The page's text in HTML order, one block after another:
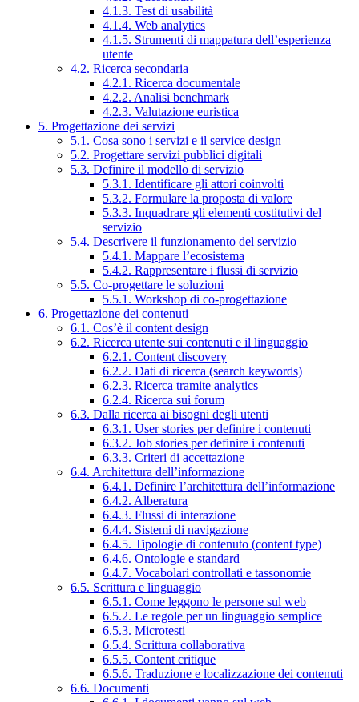
4.1.3. Test di usabilità
4.1.4. Web analytics
4.1.5. Strumenti di mappatura dell’esperienza
utente
4.2. Ricerca secondaria
4.2.1. Ricerca documentale
4.2.2. Analisi benchmark
4.2.3. Valutazione euristica
5. Progettazione dei servizi
5.1. Cosa sono i servizi e il service design
5.2. Progettare servizi pubblici digitali
5.3. Definire il modello di servizio
5.3.1. Identificare gli attori coinvolti
5.3.2. Formulare la proposta di valore
5.3.3. Inquadrare gli elementi costitutivi del
servizio
5.4. Descrivere il funzionamento del servizio
5.4.1. Mappare l’ecosistema
5.4.2. Rappresentare i flussi di servizio
5.5. Co-progettare le soluzioni
5.5.1. Workshop di co-progettazione
6. Progettazione dei contenuti
6.1. Cos’è il content design
6.2. Ricerca utente sui contenuti e il linguaggio
6.2.1. Content discovery
6.2.2. Dati di ricerca (search keywords)
6.2.3. Ricerca tramite analytics
6.2.4. Ricerca sui forum
6.3. Dalla ricerca ai bisogni degli utenti
6.3.1. User stories per definire i contenuti
6.3.2. Job stories per definire i contenuti
6.3.3. Criteri di accettazione
6.4. Architettura dell’informazione
6.4.1. Definire l’architettura dell’informazione
6.4.2. Alberatura
6.4.3. Flussi di interazione
6.4.4. Sistemi di navigazione
6.4.5. Tipologie di contenuto (content type)
6.4.6. Ontologie e standard
6.4.7. Vocabolari controllati e tassonomie
6.5. Scrittura e linguaggio
6.5.1. Come leggono le persone sul web
6.5.2. Le regole per un linguaggio semplice
6.5.3. Microtesti
6.5.4. Scrittura collaborativa
6.5.5. Content critique
6.5.6. Traduzione e localizzazione dei contenuti
6.6. Documenti